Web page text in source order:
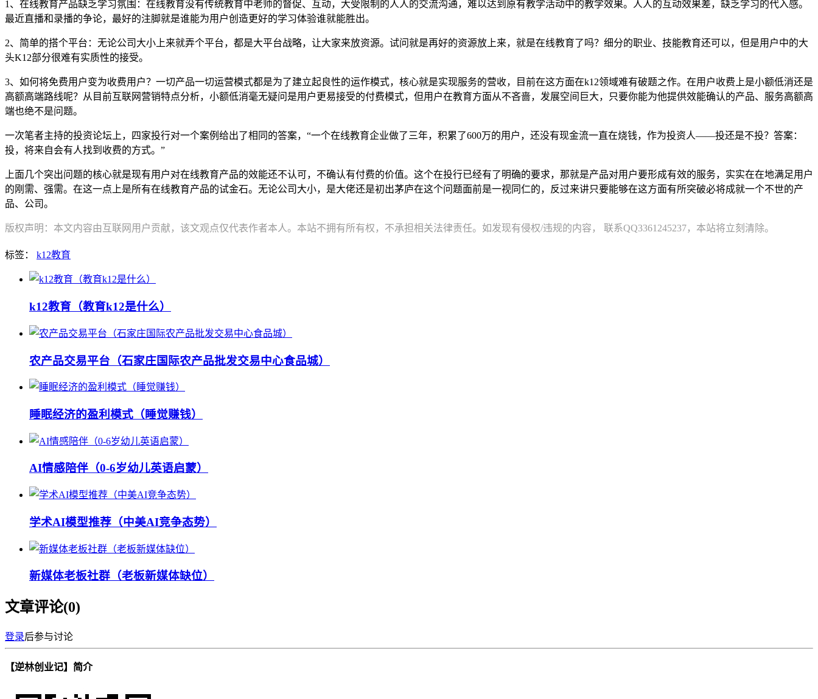
1、在线教育产品缺乏学习氛围：在线教育没有传统教育中老师的督促、互动，大受限制的人人的交流沟通，难以达到原有教学活动中的教学效果。人人的互动效果差，缺乏学习的代入感。
最近直播和录播的争论，最好的注脚就是谁能为用户创造更好的学习体验谁就能胜出。
2、简单的搭个平台：无论公司大小上来就弄个平台，都是大平台战略，让大家来放资源。试问就是再好的资源放上来，就是在线教育了吗？细分的职业、技能教育还可以，但是用户中的大
头K12部分很难有实质性的接受。
3、如何将免费用户变为收费用户？一切产品一切运营模式都是为了建立起良性的运作模式，核心就是实现服务的营收，目前在这方面在k12领域难有破题之作。在用户收费上是小额低消还是
高额高端路线呢？从目前互联网营销特点分析，小额低消毫无疑问是用户更易接受的付费模式，但用户在教育方面从不吝啬，发展空间巨大，只要你能为他提供效能确认的产品、服务高额高
端也绝不是问题。
一次笔者主持的投资论坛上，四家投行对一个案例给出了相同的答案，“一个在线教育企业做了三年，积累了600万的用户，还没有现金流一直在烧钱，作为投资人——投还是不投？答案：
投，将来自会有人找到收费的方式。”
上面几个突出问题的核心就是现有用户对在线教育产品的效能还不认可，不确认有付费的价值。这个在投行已经有了明确的要求，那就是产品对用户要形成有效的服务，实实在在地满足用户
的刚需、强需。在这一点上是所有在线教育产品的试金石。无论公司大小，是大佬还是初出茅庐在这个问题面前是一视同仁的，反过来讲只要能够在这方面有所突破必将成就一个不世的产
品、公司。
版权声明：本文内容由互联网用户贡献，该文观点仅代表作者本人。本站不拥有所有权，不承担相关法律责任。如发现有侵权/违规的内容， 联系QQ3361245237，本站将立刻清除。
标签： k12教育
k12教育（教育k12是什么）
农产品交易平台（石家庄国际农产品批发交易中心食品城）
睡眠经济的盈利模式（睡觉赚钱）
AI情感陪伴（0-6岁幼儿英语启蒙）
学术AI模型推荐（中美AI竞争态势）
新媒体老板社群（老板新媒体缺位）
文章评论(0)
登录后参与讨论
【逆林创业记】简介